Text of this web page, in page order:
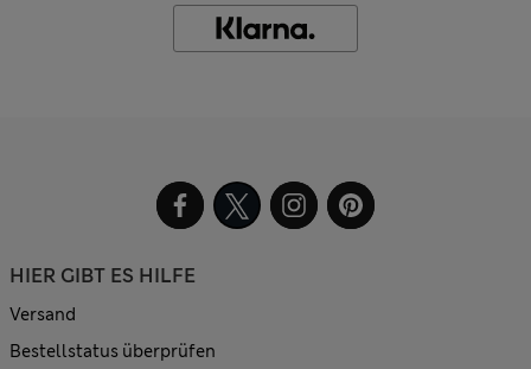
HIER GIBT ES HILFE
Versand
Bestellstatus überprüfen